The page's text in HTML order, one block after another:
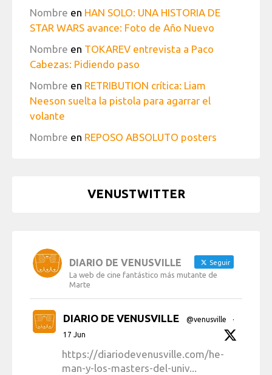
Nombre en HAN SOLO: UNA HISTORIA DE
STAR WARS avance: Foto de Año Nuevo
Nombre en TOKAREV entrevista a Paco
Cabezas: Pidiendo paso
Nombre en RETRIBUTION crítica: Liam
Neeson suelta la pistola para agarrar el
volante
Nombre en REPOSO ABSOLUTO posters
VENUSTWITTER
DIARIO DE VENUSVILLE Seguir
La web de cine fantástico más mutante de
Marte
DIARIO DE VENUSVILLE @venusville
·
17 Jun
https://diariodevenusville.com/he-
man-y-los-masters-del-univ...